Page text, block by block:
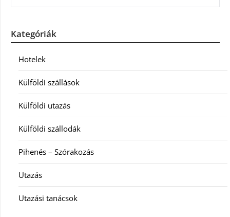
Kategóriák
Hotelek
Külföldi szállások
Külföldi utazás
Külföldi szállodák
Pihenés – Szórakozás
Utazás
Utazási tanácsok